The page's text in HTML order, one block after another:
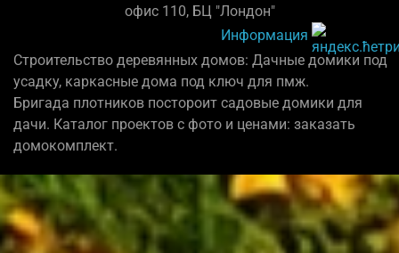
офис 110, БЦ "Лондон"
Информация
Строительство деревянных домов: Дачные домики под
усадку, каркасные дома под ключ для пмж.
Бригада плотников постороит садовые домики для
дачи. Каталог проектов с фото и ценами: заказать
домокомплект.